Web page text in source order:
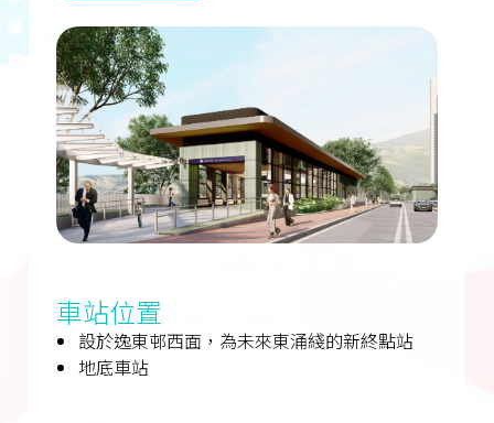
車站位置
設於逸東邨西面，為未來東涌綫的新終點站
地底車站